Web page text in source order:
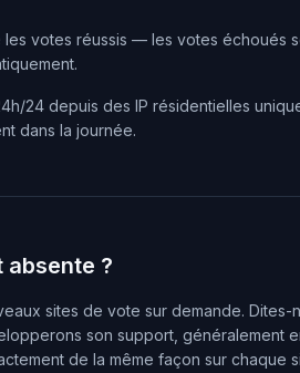
les votes réussis — les votes échoués
24 depuis des IP résidentielles
dans la journée.
?
sites de vote sur demande.
son support, généralement
de la même façon sur chaque